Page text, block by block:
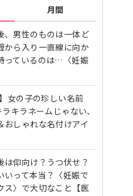
月間
、男性のものは一体ど
から入り一直線に向か
っているのは…〈妊娠
女の子の珍しい名前
キラネームじゃない、
おしゃれな名付けアイ
は仰向け？うつ伏せ？
いって本当？〈妊娠で
ス〉で大切なこと【医